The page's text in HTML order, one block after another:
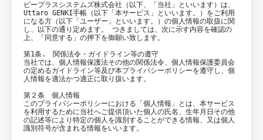
ビープラスシステムズ株式会社（以下、「当社」といいます）は、
Uttaro GENKI手帳（以下「本サービス」といいます。）をご利用
になる方（以下「ユーザー」といいます。）の個人情報の取扱に関
し、以下の通り定めます。 つきましては、次に示す内容を確認の
上、「同意する」の押下を御願い致します。
第1条 .
関係法令・ガイドライン等の遵守
当社では、個人情報保護法その他の関係法令、個人情報保護委員会
の定めるガイドライン等及び本プライバシーポリシーを遵守し、個
人情報を適法かつ適正に取り扱います。
第２条 個人情報
このプライバシーポリシーにおける「個人情報」とは、本サービス
を利用するために当社へご提供頂いた個人の氏名、生年月日その他
の記述等により特定の個人を識別することができる情報、又は個人
識別符号が含まれる情報をいいます。